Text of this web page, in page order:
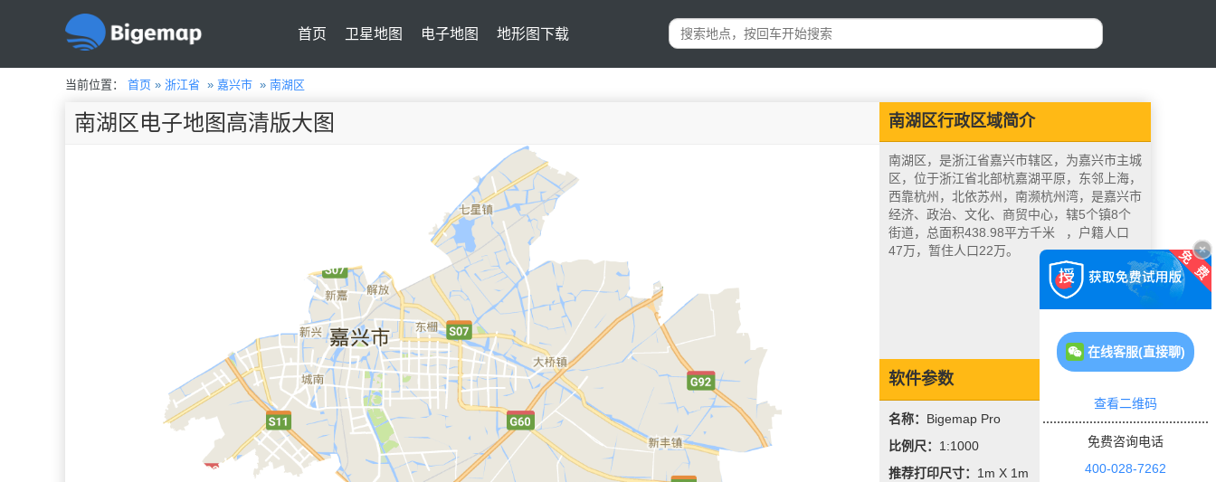
首页 卫星地图 电子地图 地形图下载
当前位置： 首页 » 浙江省 » 嘉兴市 » 南湖区
南湖区行政区域简介
南湖区，是浙江省嘉兴市辖区，为嘉兴市主城
区，位于浙江省北部杭嘉湖平原，东邻上海，
西靠杭州，北依苏州，南濒杭州湾，是嘉兴市
经济、政治、文化、商贸中心，辖5个镇8个
街道，总面积438.98平方千米 ，户籍人口
47万，暂住人口22万。
软件参数
名称： Bigemap Pro
比例尺： 1:1000
推荐打印尺寸： 1m X 1m
南湖区电子地图高清版大图
在线客服(直接聊)
查看二维码
免费咨询电话
400-028-7262